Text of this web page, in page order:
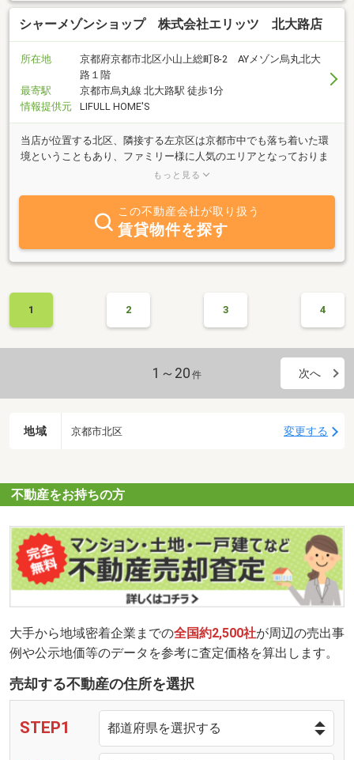
シャーメゾンショップ 株式会社エリッツ 北大路店
所在地
京都府京都市北区小山上総町8-2 AYメゾン烏丸北大
路１階
最寄駅
京都市烏丸線 北大路駅 徒歩1分
情報提供元
LIFULL HOME'S
当店が位置する北区、隣接する左京区は京都市中でも落ち着いた環
境ということもあり、ファミリー様に人気のエリアとなっておりま
す。京都市内中であればどこでもお部屋探しは可能ですので、安心
もっと見る
この不動産会社が取り扱う
賃貸物件を探す
1 2 3 4
1～20 件 次へ
地域 京都市北区 変更する
不動産をお持ちの方
大手から地域密着企業までの全国約2,500社が周辺の売出事
例や公示地価等のデータを参考に査定価格を算出します。
売却する不動産の住所を選択
STEP1